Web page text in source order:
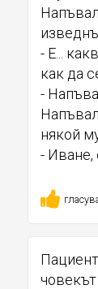
- Е...
как да
-
някой
- Иване,